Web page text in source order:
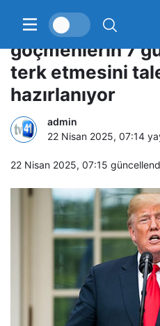
Trump yönetimi
göçmenlerin 7
terk etmesini
hazırlanıyor
admin
22 Nisan 2025, 07:14
22 Nisan 2025, 07:15